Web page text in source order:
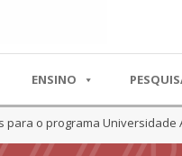
ENSINO
para o programa Universidade